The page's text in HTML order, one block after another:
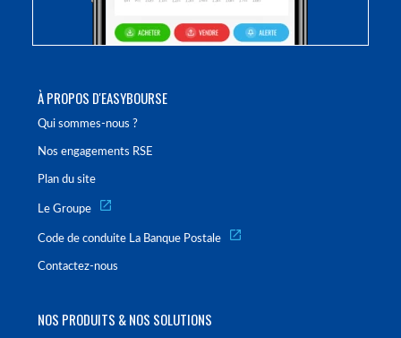
À PROPOS D'EASYBOURSE
Qui sommes-nous ?
Nos engagements RSE
Plan du site
Le Groupe
Code de conduite La Banque Postale
Contactez-nous
NOS PRODUITS & NOS SOLUTIONS